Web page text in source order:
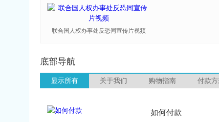
联合国人权办事处反恐同宣传片视频
底部导航
显示所有 关于我们 购物指南 付款
如何付款